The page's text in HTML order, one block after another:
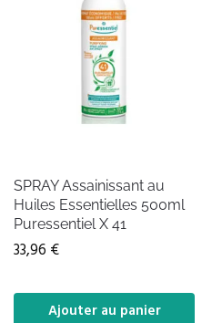
SPRAY Assainissant au
Huiles Essentielles 500ml
Puressentiel X 41
33,96 €
Ajouter au panier